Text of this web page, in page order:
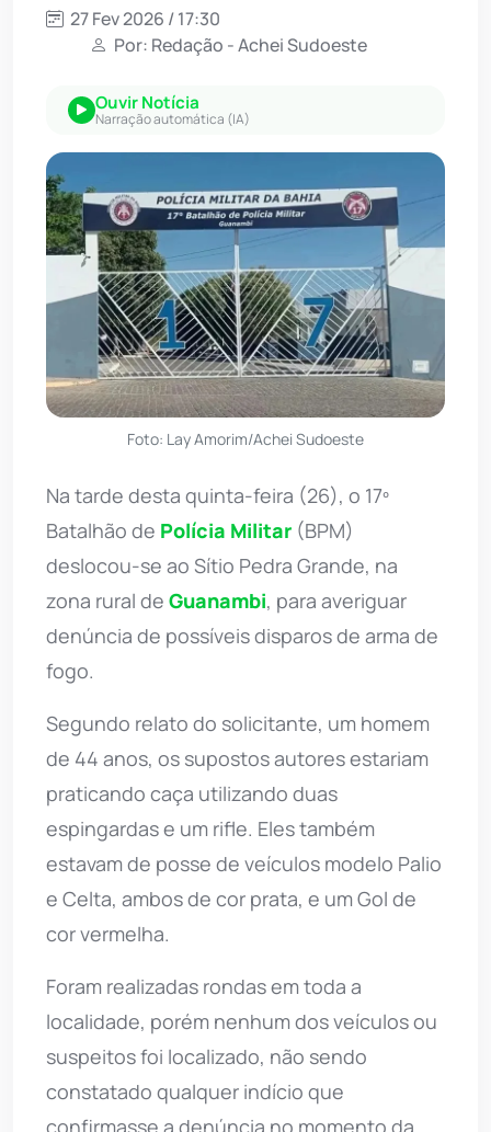
27 Fev 2026 / 17:30
Por: Redação - Achei Sudoeste
Ouvir Notícia
Narração automática (IA)
Foto: Lay Amorim/Achei Sudoeste
Na tarde desta quinta-feira (26), o 17º
Batalhão de Polícia Militar (BPM)
deslocou-se ao Sítio Pedra Grande, na
zona rural de Guanambi, para averiguar
denúncia de possíveis disparos de arma de
fogo.
Segundo relato do solicitante, um homem
de 44 anos, os supostos autores estariam
praticando caça utilizando duas
espingardas e um rifle. Eles também
estavam de posse de veículos modelo Palio
e Celta, ambos de cor prata, e um Gol de
cor vermelha.
Foram realizadas rondas em toda a
localidade, porém nenhum dos veículos ou
suspeitos foi localizado, não sendo
constatado qualquer indício que